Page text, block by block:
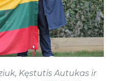
Kęstutis Autukas ir